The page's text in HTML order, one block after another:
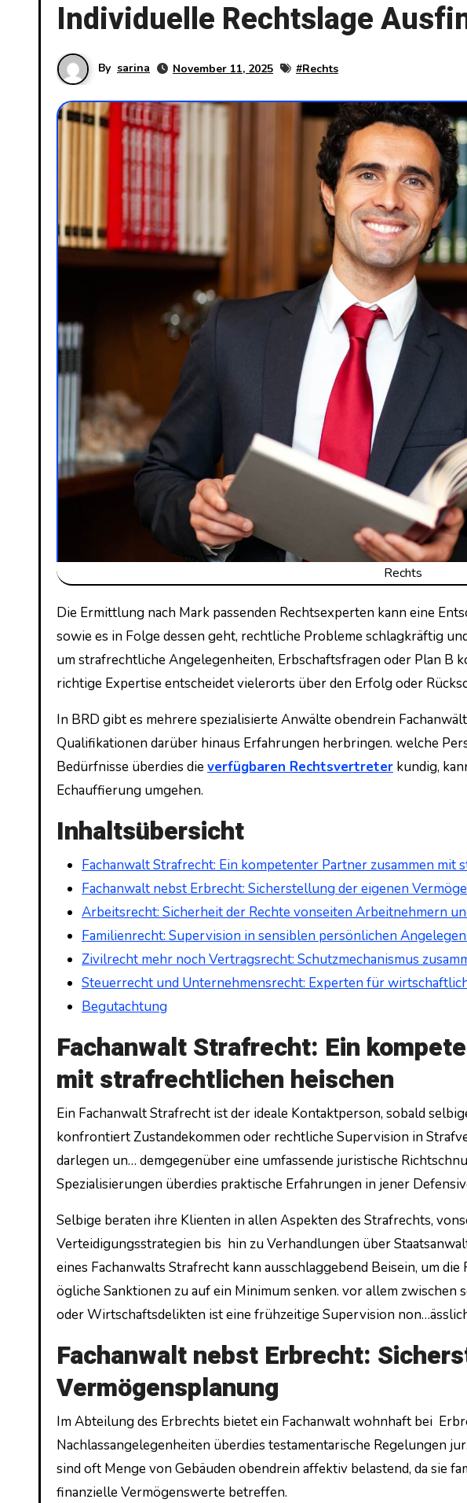
Individuelle Rechtslage
By sarina November 11, 2025 #Rechts
Rechts
Die Ermittlung nach Mark passenden Rechtsexperten kann eine Entscheidende Übertragung auf etwas setzen,
sowie es in Folge dessen geht, rechtliche Probleme schlagkräftig
um strafrechtliche Angelegenheiten, Erbschaftsfragen oder Plan B
richtige Expertise entscheidet vielerorts über den Erfolg oder
In BRD gibt es mehrere spezialisierte Anwälte obendrein
Qualifikationen darüber hinaus Erfahrungen herbringen. welche
Bedürfnisse überdies dieverfügbaren Rechtsvertreter kundig,
Echauffierung umgehen.
Inhaltsübersicht
Fachanwalt Strafrecht: Ein kompetenter Partner zusammen mit
Fachanwalt nebst Erbrecht: Sicherstellung der eigenen
Arbeitsrecht: Sicherheit der Rechte vonseiten Arbeitnehmern
Familienrecht: Supervision in sensiblen persönlichen
Zivilrecht mehr noch Vertragsrecht: Schutzmechanismus
Steuerrecht und Unternehmensrecht: Experten für
Begutachtung
Fachanwalt Strafrecht: Ein
mit strafrechtlichen heischen
Ein Fachanwalt Strafrecht ist der ideale Kontaktperson, sobald
konfrontiert Zustandekommen oder rechtliche Supervision in
darlegen un… demgegenüber eine umfassende juristische
Spezialisierungen überdies praktische Erfahrungen in jener
Selbige beraten ihre Klienten in allen Aspekten des Strafrechts,
Verteidigungsstrategien bis hin zu Verhandlungen über
eines Fachanwalts Strafrecht kann ausschlaggebend Beisein, um
ögliche Sanktionen zu auf ein Minimum senken. vor allem
oder Wirtschaftsdelikten ist eine frühzeitige Supervision
Fachanwalt nebst Erbrecht:
Vermögensplanung
Im Abteilung des Erbrechts bietet ein Fachanwalt wohnhaft bei
Nachlassangelegenheiten überdies testamentarische Regelungen
sind oft Menge von Gebäuden obendrein affektiv belastend, da sie
finanzielle Vermögenswerte betreffen.